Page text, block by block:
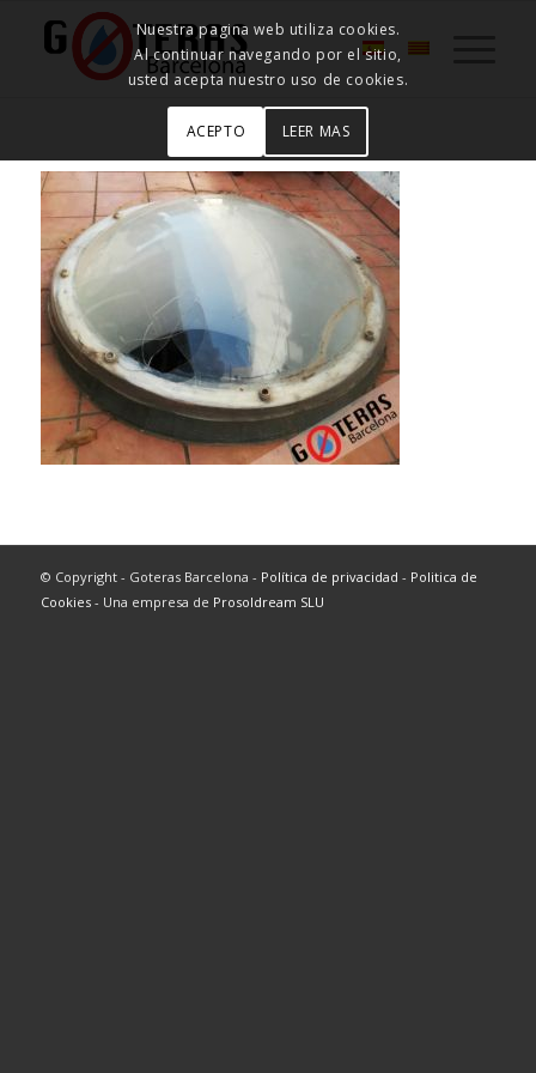
© Copyright - Goteras Barcelona - Política de privacidad - Politica de
Cookies- Una empresa de Prosoldream SLU
Nuestra pagina web utiliza cookies.
Al continuar navegando por el sitio,
usted acepta nuestro uso de cookies.
ACEPTO LEER MAS